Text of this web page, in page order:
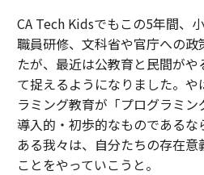
CA Tech Kidsでもこの5年間、
職員研修、文科省や官庁への政
たが、最近は公教育と民間が
て捉えるようになりました。
ラミング教育が「プログラミ
導入的・初歩的なものである
ある我々は、自分たちの存在
ことをやっていこうと。